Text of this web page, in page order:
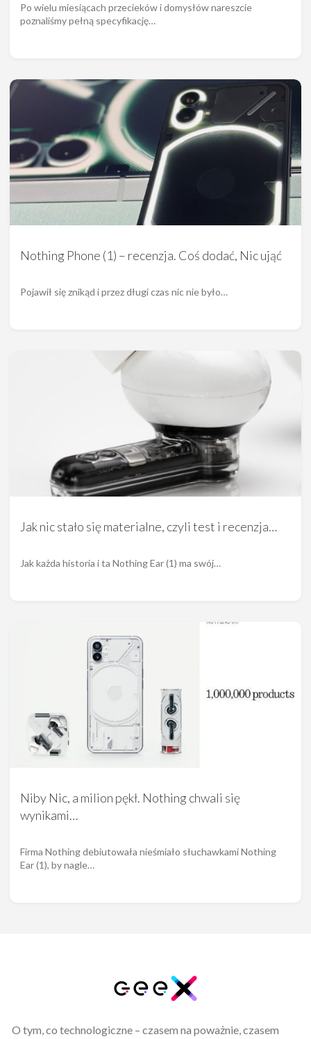
Po wielu miesiącach przecieków i domysłów nareszcie
poznaliśmy pełną specyfikację…
Nothing Phone (1) – recenzja. Coś dodać, Nic ująć
Pojawił się znikąd i przez długi czas nic nie było…
Jak nic stało się materialne, czyli test i recenzja…
Jak każda historia i ta Nothing Ear (1) ma swój…
Niby Nic, a milion pękł. Nothing chwali się
wynikami…
Firma Nothing debiutowała nieśmiało słuchawkami Nothing
Ear (1), by nagle…
O tym, co technologiczne – czasem na poważnie, czasem